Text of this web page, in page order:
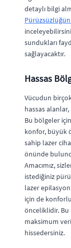
detaylı bilgi
sundukları
sağlayacaktır.
Hassas
Vücudun
hassas
Bu bölgeler
konfor, büyük
sahip lazer
önünde
Amacımız,
istediğiniz
lazer
için de
önceliklidir. Bu
maksimum
hissedersiniz.